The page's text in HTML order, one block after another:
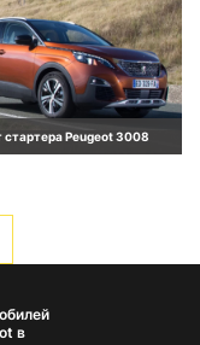
стартера Peugeot 3008
в